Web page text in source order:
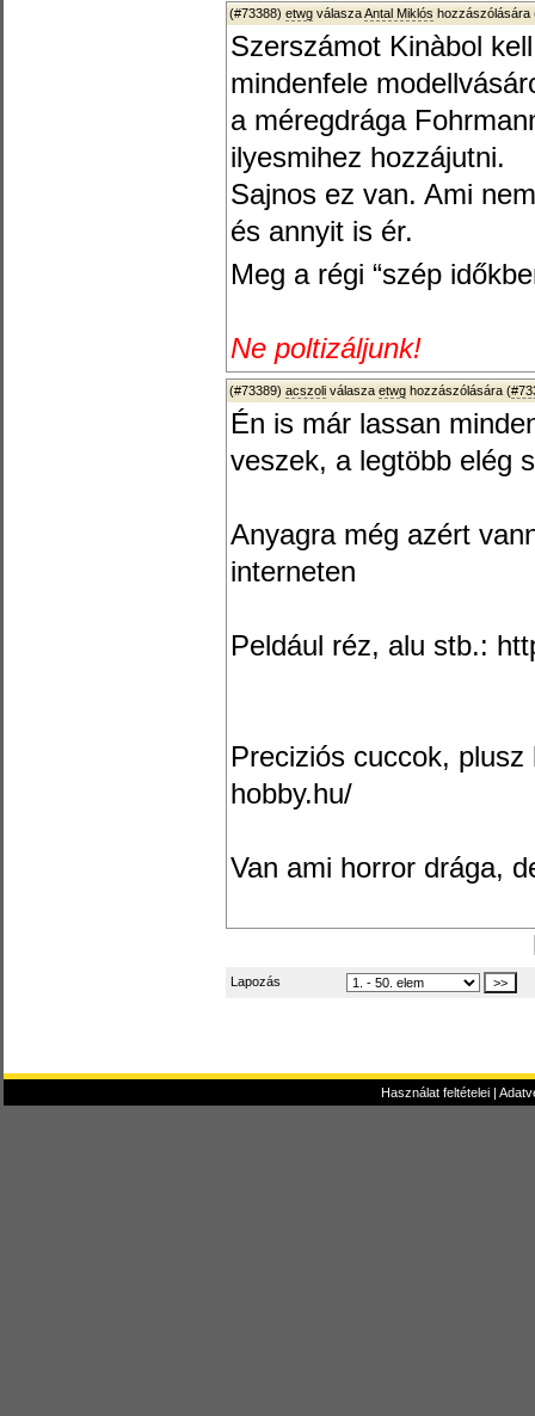
(#73388) etwg válaszaAntal Miklós hozzászólására
Szerszámot Kinàbol
mindenfele
a méregdrága
ilyesmihez hozzájutni.
Sajnos ez van. Ami
és annyit is ér.
Meg a régi “szép
Ne poltizáljunk!
(#73389) acszoli válasza etwg hozzászólására (
Én is már lassan
veszek, a legtöbb elég
Anyagra még azért
interneten
Peldául réz, alu stb.:
Preciziós cuccok,
hobby.hu/
Van ami horror drága,
Lapozás
Használat feltételei|